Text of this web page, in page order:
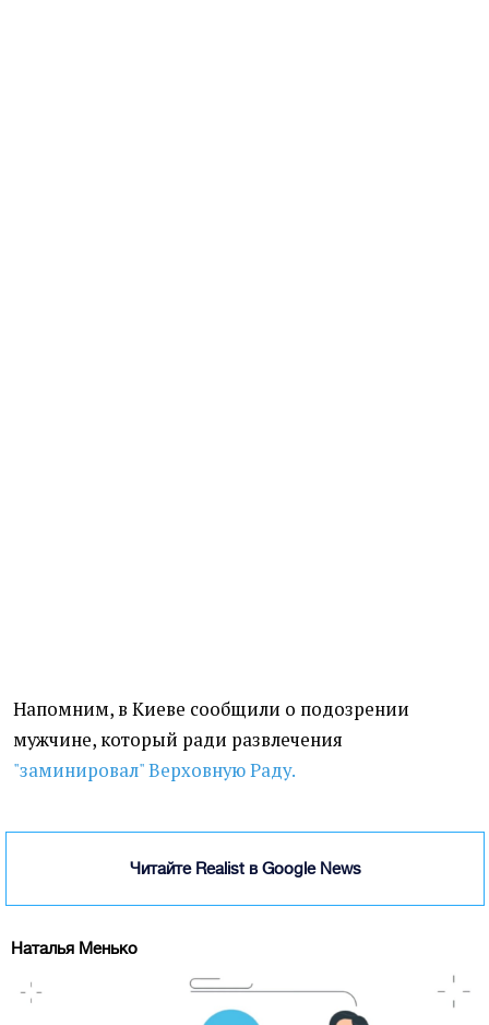
Напомним, в Киеве сообщили о подозрении
мужчине, который ради развлечения
"заминировал" Верховную Раду.
Читайте Realist в Google News
Наталья Менько